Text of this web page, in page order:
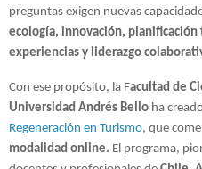
ecología, innovación,
experiencias y liderazgo
Con ese propósito, la Facultad de
Universidad Andrés Bello ha
Regeneración en Turismo, que
modalidad online. El programa,